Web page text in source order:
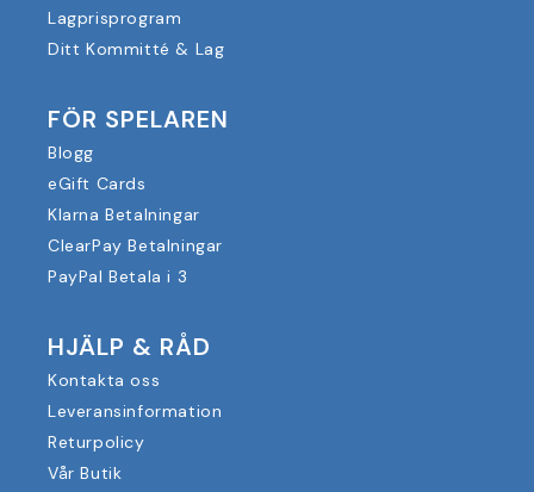
Lagprisprogram
Ditt Kommitté & Lag
FÖR SPELAREN
Blogg
eGift Cards
Klarna Betalningar
ClearPay Betalningar
PayPal Betala i 3
HJÄLP & RÅD
Kontakta oss
Leveransinformation
Returpolicy
Vår Butik